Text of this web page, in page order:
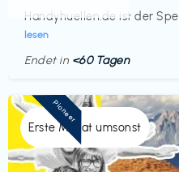
Handyhuellen.de ist der
lesen
Endet in <60 Tagen
Erste Monat umsonst
Pioneer